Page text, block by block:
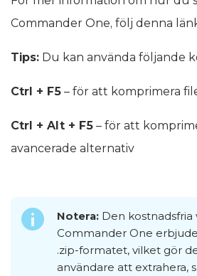
Commander One, följ denna
Tips: Du kan använda följande
Ctrl + F5 – för att komprimera
Ctrl + Alt + F5 – för att
avancerade alternativ
Notera: Den kostnadsfria
Commander One
.zip-formatet, vilket gör
användare att extrahera,